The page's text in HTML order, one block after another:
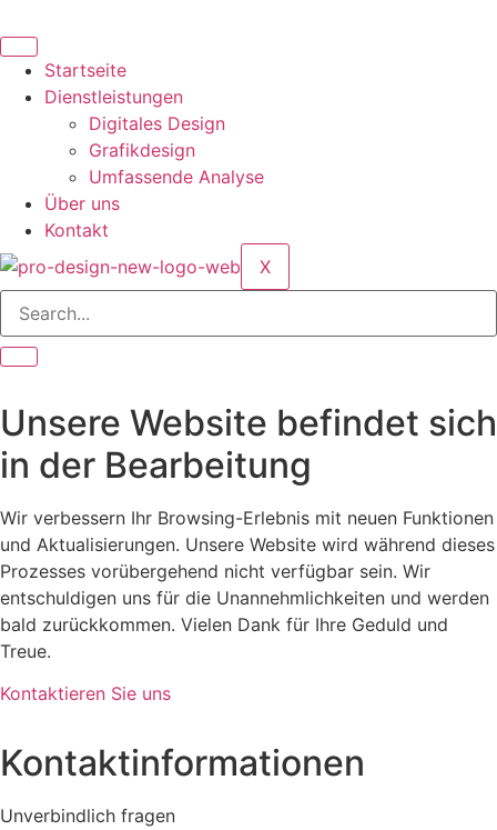
to
contentStartseite
Dienstleistungen
Digitales Design
Grafikdesign
Umfassende Analyse
Über uns
Kontakt
X
Unsere Website befindet sich
in der Bearbeitung
Wir verbessern Ihr Browsing-Erlebnis mit neuen Funktionen
und Aktualisierungen. Unsere Website wird während dieses
Prozesses vorübergehend nicht verfügbar sein. Wir
entschuldigen uns für die Unannehmlichkeiten und werden
bald zurückkommen. Vielen Dank für Ihre Geduld und
Treue.
Kontaktieren Sie uns
Kontaktinformationen
Unverbindlich fragen